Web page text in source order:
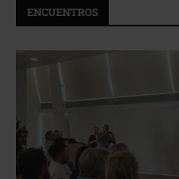
ENCUENTROS